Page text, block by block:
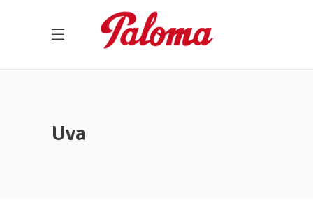
Uva